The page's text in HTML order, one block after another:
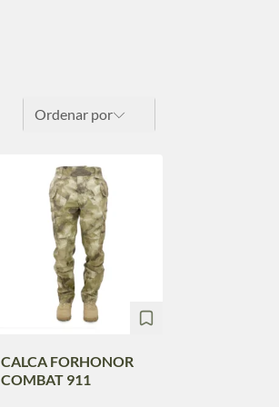
Ordenar por
CALCA FORHONOR
COMBAT 911